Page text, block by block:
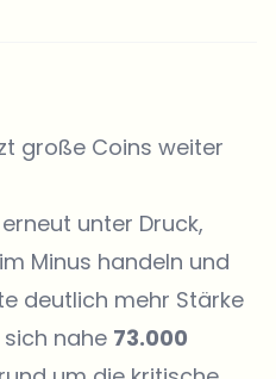
große Coins weiter
unter Druck,
Minus handeln und
deutlich mehr Stärke
nahe 73.000